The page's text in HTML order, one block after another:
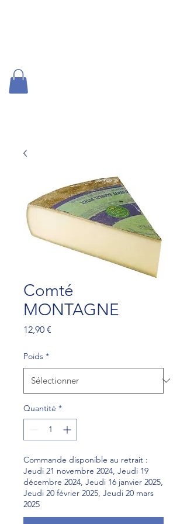
Comté
MONTAGNE
12,90 €
Poids *
Quantité *
Commande disponible au retrait :
Jeudi 21 novembre 2024, Jeudi 19
décembre 2024, Jeudi 16 janvier 2025,
Jeudi 20 février 2025, Jeudi 20 mars
2025